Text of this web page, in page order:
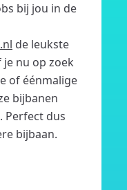
bij jou in de
de leukste
nu op zoek
of éénmalige
bijbanen
Perfect dus
bijbaan.